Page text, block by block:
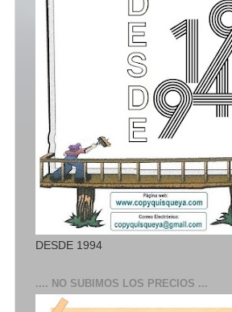
DESDE 1994
.... NO SUBIMOS LOS PRECIOS ...